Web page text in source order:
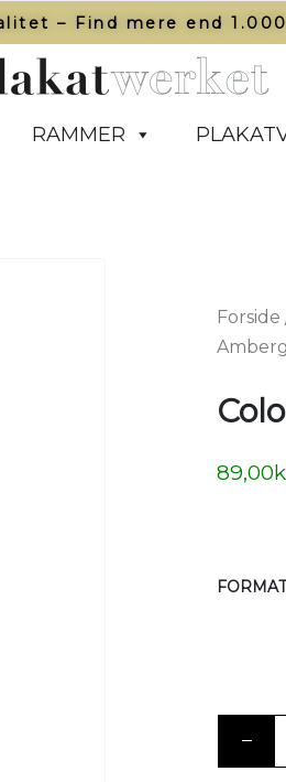
– Find mere end
RAMMER
Forside
89,00